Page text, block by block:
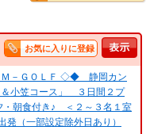
お気に入りに登録
Ｍ－ＧＯＬＦ ◇◆ 静岡カン
＆小笠コース」 ３日間２プ
朝食付き♪ ＜２～３名１室
（一部設定除外日あり）